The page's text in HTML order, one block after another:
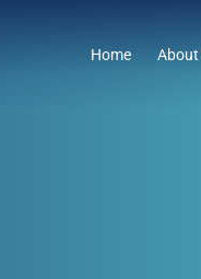
Home About